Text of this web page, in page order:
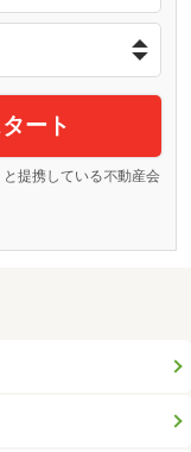
ート
提携している不動産会